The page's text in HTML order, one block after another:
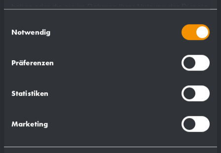
Notwendig
Präferenzen
Statistiken
Marketing